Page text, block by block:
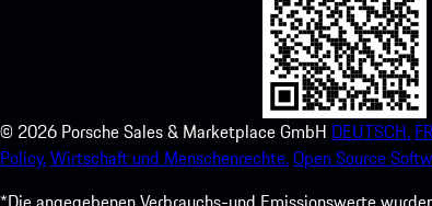
© 2026 Porsche Sales & Marketplace GmbH DEUTSCH.
Policy.Wirtschaft und Menschenrechte.Open Source